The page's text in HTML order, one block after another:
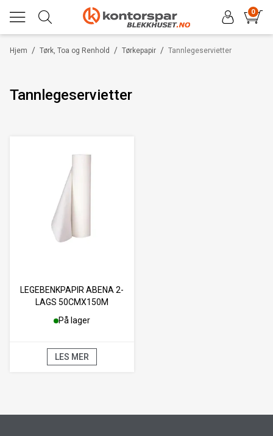
0
/
Hjem /
Tørk, Toa og Renhold /
Tørkepapir Tannlegeservietter
Tannlegeservietter
LEGEBENKPAPIR ABENA 2-
LAGS 50CMX150M
På lager
LES MER